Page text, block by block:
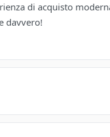
di acquisto
davvero!